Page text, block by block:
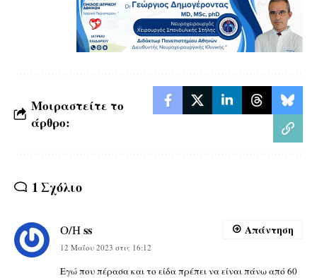
Μοιραστείτε το
άρθρο:
1 Σχόλιο
Ο/Ηss
12 Μαΐου 2023 στις 16:12
Εγώ που πέρασα και το είδα πρέπει να είναι πάνω από 60
Απάντηση